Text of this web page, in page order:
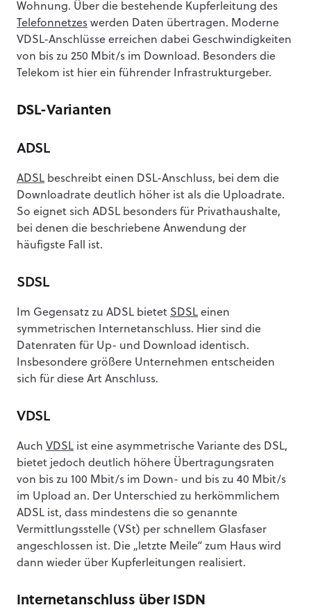
Wohnung. Über die bestehende Kupferleitung des
Telefonnetzes werden Daten übertragen. Moderne
VDSL-Anschlüsse erreichen dabei Geschwindigkeiten
von bis zu 250 Mbit/s im Download. Besonders die
Telekom ist hier ein führender Infrastrukturgeber.
DSL-Varianten
ADSL
ADSL beschreibt einen DSL-Anschluss, bei dem die
Downloadrate deutlich höher ist als die Uploadrate.
So eignet sich ADSL besonders für Privathaushalte,
bei denen die beschriebene Anwendung der
häufigste Fall ist.
SDSL
Im Gegensatz zu ADSL bietet SDSL einen
symmetrischen Internetanschluss. Hier sind die
Datenraten für Up- und Download identisch.
Insbesondere größere Unternehmen entscheiden
sich für diese Art Anschluss.
VDSL
Auch VDSL ist eine asymmetrische Variante des DSL,
bietet jedoch deutlich höhere Übertragungsraten
von bis zu 100 Mbit/s im Down- und bis zu 40 Mbit/s
im Upload an. Der Unterschied zu herkömmlichem
ADSL ist, dass mindestens die so genannte
Vermittlungsstelle (VSt) per schnellem Glasfaser
angeschlossen ist. Die „letzte Meile“ zum Haus wird
dann wieder über Kupferleitungen realisiert.
Internetanschluss über ISDN